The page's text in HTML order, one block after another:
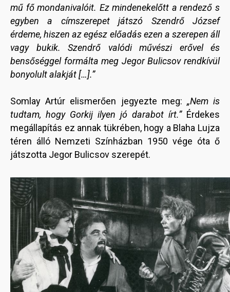
mű fő mondanivalóit. Ez mindenekelőtt a rendező s
egyben a címszerepet játszó Szendrő József
érdeme, hiszen az egész előadás ezen a szerepen áll
vagy bukik. Szendrő valódi művészi erővel és
bensőséggel formálta meg Jegor Bulicsov rendkívül
bonyolult alakját […].”
Somlay Artúr elismerően jegyezte meg: „Nem is
tudtam, hogy Gorkij ilyen jó darabot írt.”Érdekes
megállapítás ez annak tükrében, hogy a Blaha Lujza
téren álló Nemzeti Színházban 1950 vége óta ő
játszotta Jegor Bulicsov szerepét.